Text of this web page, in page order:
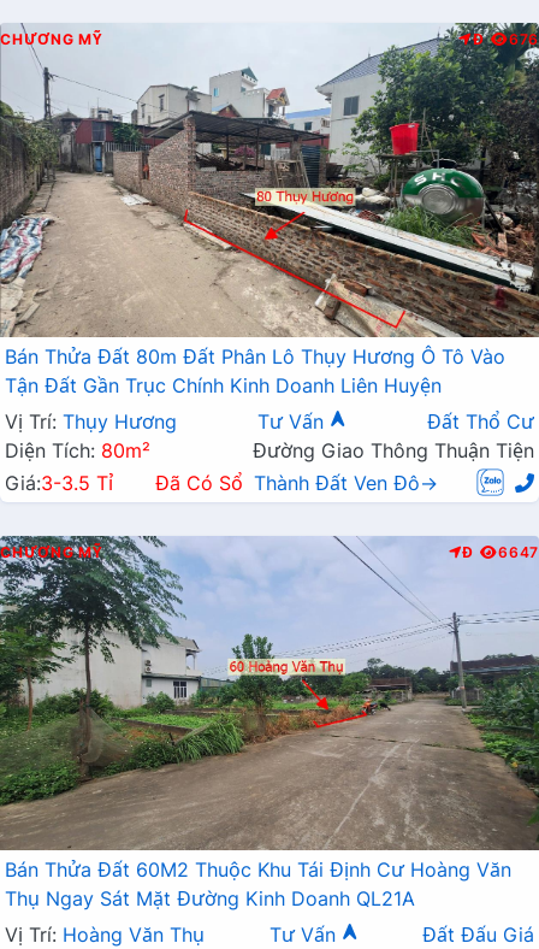
CHƯƠNG MỸ Đ 676
Bán Thửa Đất 80m Đất Phân Lô Thụy Hương Ô Tô Vào
Tận Đất Gần Trục Chính Kinh Doanh Liên Huyện
Vị Trí: Thụy Hương Tư Vấn
Đất Thổ Cư
Diện Tích: 80m²
Đường Giao Thông Thuận Tiện
Giá:3-3.5 Tỉ Đã Có Sổ Thành Đất Ven Đô→
CHƯƠNG MỸ Đ 6647
Bán Thửa Đất 60M2 Thuộc Khu Tái Định Cư Hoàng Văn
Thụ Ngay Sát Mặt Đường Kinh Doanh QL21A
Vị Trí: Hoàng Văn Thụ Tư Vấn
Đất Đấu Giá